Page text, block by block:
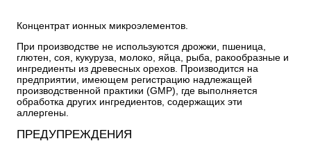
Концентрат ионных микроэлементов.
При производстве не используются дрожжи, пшеница,
глютен, соя, кукуруза, молоко, яйца, рыба, ракообразные и
ингредиенты из древесных орехов. Производится на
предприятии, имеющем регистрацию надлежащей
производственной практики (GMP), где выполняется
обработка других ингредиентов, содержащих эти
аллергены.
ПРЕДУПРЕЖДЕНИЯ